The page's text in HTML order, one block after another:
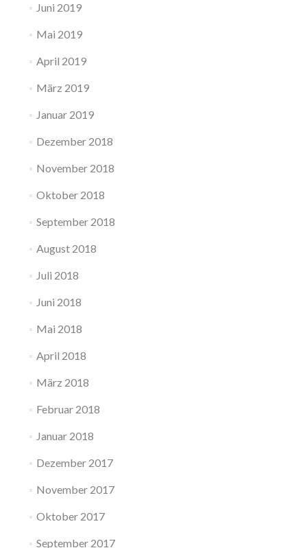
Juni 2019
Mai 2019
April 2019
März 2019
Januar 2019
Dezember 2018
November 2018
Oktober 2018
September 2018
August 2018
Juli 2018
Juni 2018
Mai 2018
April 2018
März 2018
Februar 2018
Januar 2018
Dezember 2017
November 2017
Oktober 2017
September 2017